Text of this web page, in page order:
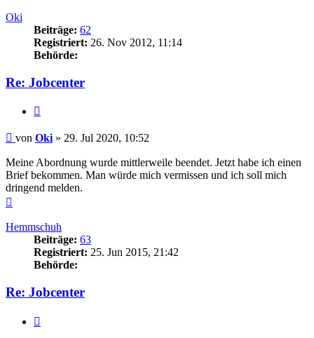
Oki
Beiträge: 62
Registriert: 26. Nov 2012, 11:14
Behörde:
Re: Jobcenter
Beitrag
von Oki » 29. Jul 2020, 10:52
Meine Abordnung wurde mittlerweile beendet. Jetzt habe ich einen
Brief bekommen. Man würde mich vermissen und ich soll mich
dringend melden.
Hemmschuh
Beiträge: 63
Registriert: 25. Jun 2015, 21:42
Behörde:
Re: Jobcenter